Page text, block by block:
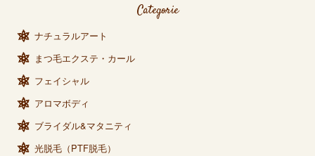
Categorie
ナチュラルアート
まつ毛エクステ・カール
フェイシャル
アロマボディ
ブライダル&マタニティ
光脱毛（PTF脱毛）